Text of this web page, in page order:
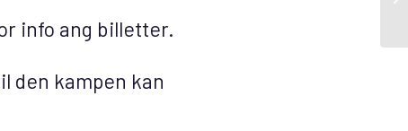
info ang billetter.
den kampen kan